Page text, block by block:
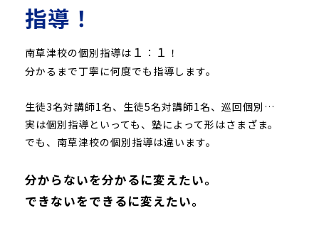
指導！
南草津校の個別指導は １ ： １ ！
分かるまで丁寧に何度でも指導します。
生徒3名対講師1名、生徒5名対講師1名、巡回個別…
実は個別指導といっても、塾によって形はさまざま。
でも、南草津校の個別指導は違います。
分からないを分かるに変えたい。
できないをできるに変えたい。